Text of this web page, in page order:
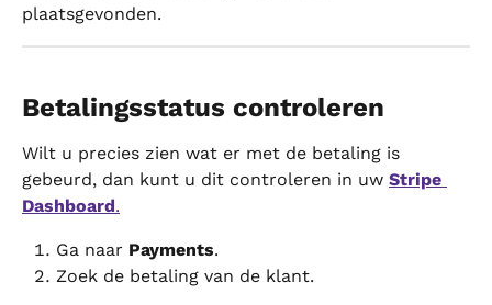
plaatsgevonden.
Betalingsstatus controleren
Wilt u precies zien wat er met de betaling is
gebeurd, dan kunt u dit controleren in uw Stripe
Dashboard.
Ga naar Payments.
Zoek de betaling van de klant.